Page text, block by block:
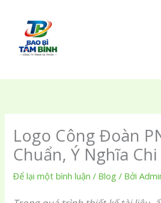
dung
Logo Công Đoàn
Chuẩn, Ý Nghĩa
Để lại một bình luận / Blog / Bởi